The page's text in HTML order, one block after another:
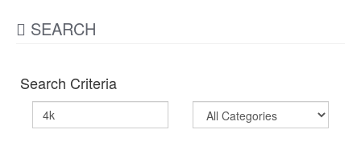
SEARCH
Search Criteria